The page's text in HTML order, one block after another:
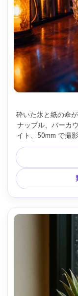
砕いた氷と紙の傘
ナップル、バーカ
イト、50mm で撮
ルなナイトライフ